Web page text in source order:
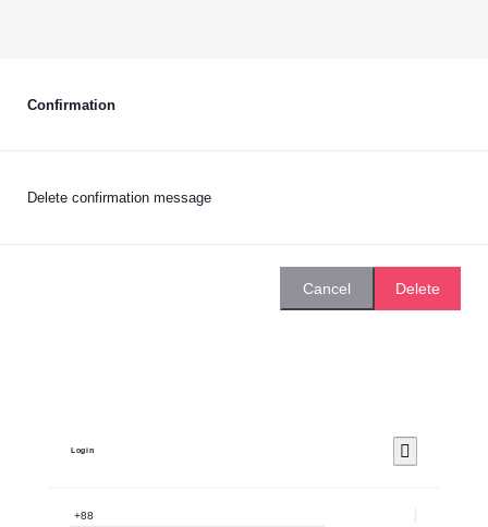
Confirmation
Delete confirmation message
Cancel Delete
Login
+88